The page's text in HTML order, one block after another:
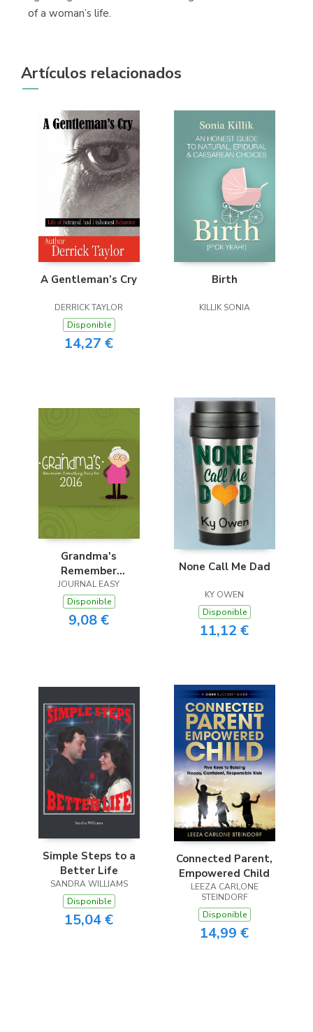
of a woman’s life.
Artículos relacionados
A Gentleman’s Cry
DERRICK TAYLOR
Disponible
14,27 €
Birth
KILLIK SONIA
Grandma's
Remember
Everything Diary
2016
JOURNAL EASY
Disponible
9,08 €
None Call Me Dad
KY OWEN
Disponible
11,12 €
Simple Steps to a
Better Life
SANDRA WILLIAMS
Disponible
15,04 €
Connected Parent,
Empowered Child
LEEZA CARLONE
STEINDORF
Disponible
14,99 €